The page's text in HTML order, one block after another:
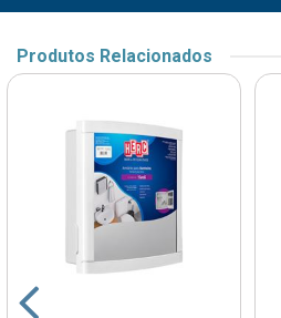
Produtos Relacionados